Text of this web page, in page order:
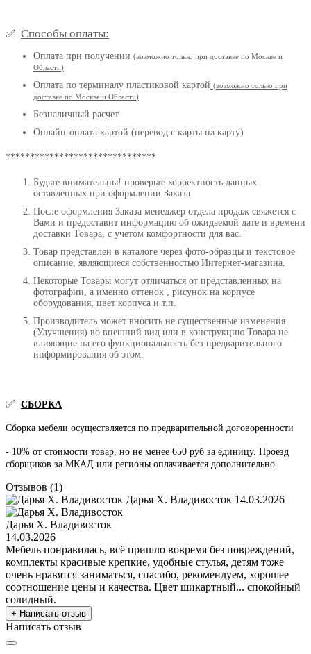
✅ Способы оплаты:
Оплата при получении (возможно только при доставке по Москве и
Области)
Оплата по терминалу пластиковой картой (возможно только при
доставке по Москве и Области)
Безналичный расчет
Онлайн-оплата картой (перевод с карты на карту)
*******************************
Будьте внимательны! проверьте корректность данных
оставленных при оформлении Заказа
После оформления Заказа менеджер отдела продаж свяжется с
Вами и предоставит информацию об ожидаемой дате и времени
доставки Товара, с учетом комфортности для вас.
Товар представлен в каталоге через фото-образцы и текстовое
описание, являющиеся собственностью Интернет-магазина.
Некоторые Товары могут отличаться от представленных на
фотографии, а именно оттенок , рисунок на корпусе
оборудования, цвет корпуса и т.п.
Производитель может вносить не существенные изменения
(Улучшения) во внешний вид или в конструкцию Товара не
влияющие на его функциональность без предварительного
информирования об этом.
✅ СБОРКА
Сборка мебели осуществляется по предварительной договоренности
- 10% от стоимости товар, но не менее 650 руб за единицу. Проезд
сборщиков за МКАД или регионы оплачивается дополнительно.
Отзывов (1)
Дарья Х. Владивосток 14.03.2026
Дарья Х. Владивосток
14.03.2026
Мебель понравилась, всё пришло вовремя без повреждений,
комплекты красивые крепкие, удобные стулья, детям тоже
очень нравятся заниматься, спасибо, рекомендуем, хорошее
соотношение цены и качества. Цвет шикартный... спокойный
солидный.
+ Написать отзыв
Написать отзыв